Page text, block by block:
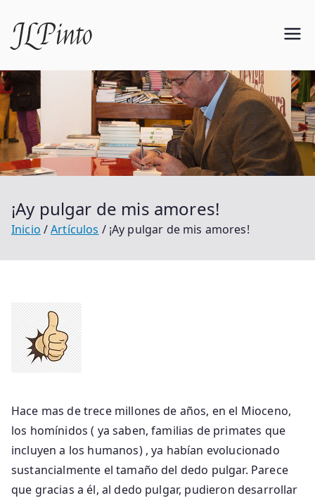
contenido
JLPinto
¡Ay pulgar de mis amores!
Inicio Artículos ¡Ay pulgar de mis amores!
Hace mas de trece millones de años, en el Mioceno,
los homínidos ( ya saben, familias de primates que
incluyen a los humanos) , ya habían evolucionado
sustancialmente el tamaño del dedo pulgar. Parece
que gracias a él, al dedo pulgar, pudieron desarrollar